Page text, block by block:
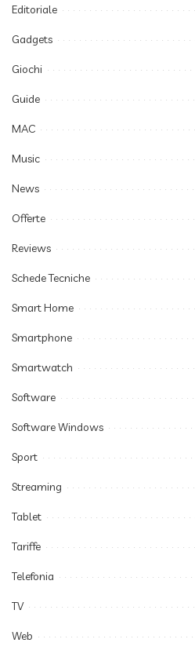
Editoriale
Gadgets
Giochi
Guide
MAC
Music
News
Offerte
Reviews
Schede Tecniche
Smart Home
Smartphone
Smartwatch
Software
Software Windows
Sport
Streaming
Tablet
Tariffe
Telefonia
TV
Web